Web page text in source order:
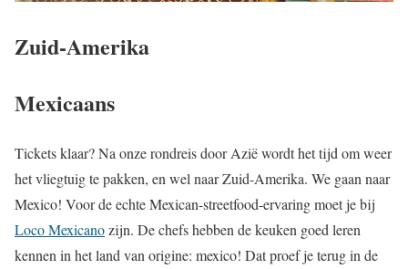
Zuid-Amerika
Mexicaans
Tickets klaar? Na onze rondreis door Azië wordt het tijd om weer
het vliegtuig te pakken, en wel naar Zuid-Amerika. We gaan naar
Mexico! Voor de echte Mexican-streetfood-ervaring moet je bij
Loco Mexicanozijn. De chefs hebben de keuken goed leren
kennen in het land van origine: mexico! Dat proef je terug in de